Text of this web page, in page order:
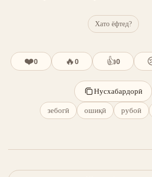
Хато ёфтед?
❤️0 🔥0 👍0
Нусхабардорӣ
зебогӣ ошиқӣ рубоӣ